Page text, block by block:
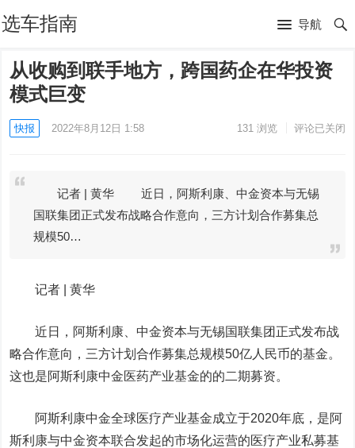
选车指南 导航
从收购到联手地方，跨国药企在华投资
模式巨变
快报 2022年8月12日 1:58 131浏览 评论已关闭
记者 | 黄华 近日，阿斯利康、中金资本与无锡
国联集团正式发布战略合作意向，三方计划合作募集总
规模50…
记者 |黄华
近日，阿斯利康、中金资本与无锡国联集团正式发布战
略合作意向，三方计划合作募集总规模50亿人民币的基金。
这也是阿斯利康中金医药产业基金的的二期募资。
阿斯利康中金全球医疗产业基金成立于2020年底，是阿
斯利康与中金资本联合发起的市场化运营的医疗产业私募基